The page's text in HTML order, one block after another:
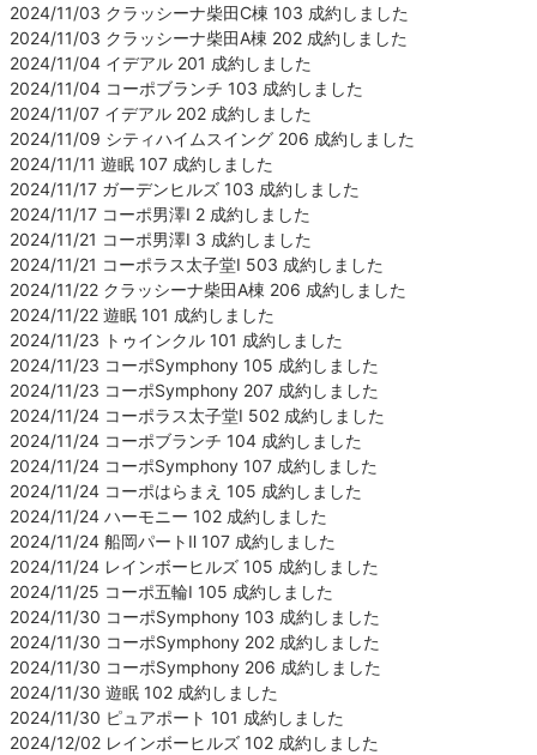
2024/11/03 クラッシーナ柴田C棟 103 成約しました
2024/11/03 クラッシーナ柴田A棟 202 成約しました
2024/11/04 イデアル 201 成約しました
2024/11/04 コーポブランチ 103 成約しました
2024/11/07 イデアル 202 成約しました
2024/11/09 シティハイムスイング 206 成約しました
2024/11/11 遊眠 107 成約しました
2024/11/17 ガーデンヒルズ 103 成約しました
2024/11/17 コーポ男澤Ⅰ 2 成約しました
2024/11/21 コーポ男澤Ⅰ 3 成約しました
2024/11/21 コーポラス太子堂Ⅰ 503 成約しました
2024/11/22 クラッシーナ柴田A棟 206 成約しました
2024/11/22 遊眠 101 成約しました
2024/11/23 トゥインクル 101 成約しました
2024/11/23 コーポSymphony 105 成約しました
2024/11/23 コーポSymphony 207 成約しました
2024/11/24 コーポラス太子堂Ⅰ 502 成約しました
2024/11/24 コーポブランチ 104 成約しました
2024/11/24 コーポSymphony 107 成約しました
2024/11/24 コーポはらまえ 105 成約しました
2024/11/24 ハーモニー 102 成約しました
2024/11/24 船岡パートⅡ 107 成約しました
2024/11/24 レインボーヒルズ 105 成約しました
2024/11/25 コーポ五輪Ⅰ 105 成約しました
2024/11/30 コーポSymphony 103 成約しました
2024/11/30 コーポSymphony 202 成約しました
2024/11/30 コーポSymphony 206 成約しました
2024/11/30 遊眠 102 成約しました
2024/11/30 ピュアポート 101 成約しました
2024/12/02 レインボーヒルズ 102 成約しました